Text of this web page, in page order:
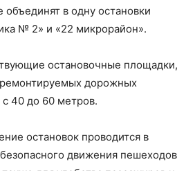
в одну остановки
№ 2» и «22 микрорайон».
остановочные площадки,
дорожных
40 до 60 метров.
остановок проводится в
движения пешеходов